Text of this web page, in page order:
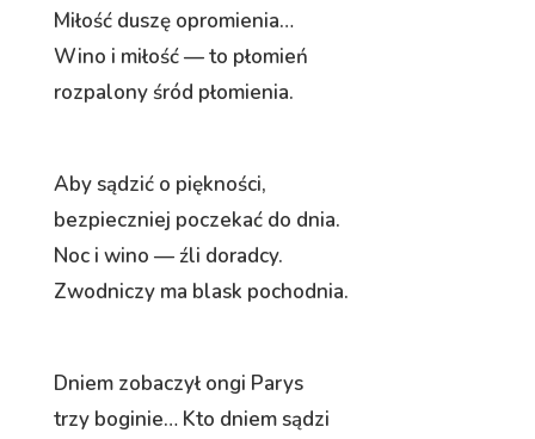
Miłość duszę opromienia…
Wino i miłość — to płomień
rozpalony śród płomienia.
Aby sądzić o piękności,
bezpieczniej poczekać do dnia.
Noc i wino — źli doradcy.
Zwodniczy ma blask pochodnia.
Dniem zobaczył ongi Parys
trzy boginie… Kto dniem sądzi